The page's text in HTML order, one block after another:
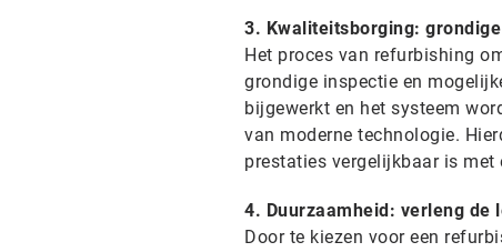
3. Kwaliteitsborging:
Het proces van refurbishing
grondige inspectie en
bijgewerkt en het systeem
van moderne technologie.
prestaties vergelijkbaar is met
4. Duurzaamheid: verleng de
Door te kiezen voor een